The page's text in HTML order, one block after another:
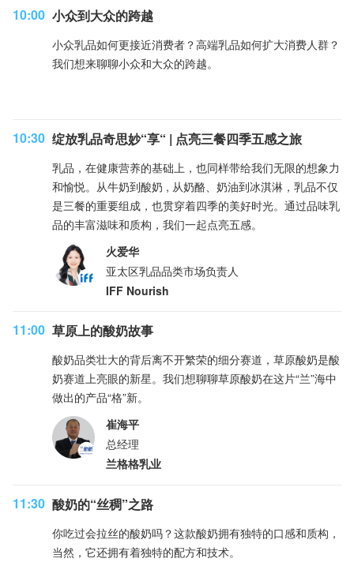
10:00 小众到大众的跨越
小众乳品如何更接近消费者？高端乳品如何扩大消费人群？
我们想来聊聊小众和大众的跨越。
10:30 绽放乳品奇思妙“享“ | 点亮三餐四季五感之旅
乳品，在健康营养的基础上，也同样带给我们无限的想象力
和愉悦。从牛奶到酸奶 , 从奶酪、奶油到冰淇淋，乳品不仅
是三餐的重要组成，也贯穿着四季的美好时光。通过品味乳
品的丰富滋味和质构，我们一起点亮五感。
火爱华
亚太区乳品品类市场负责人
IFF Nourish
11:00 草原上的酸奶故事
酸奶品类壮大的背后离不开繁荣的细分赛道，草原酸奶是酸
奶赛道上亮眼的新星。我们想聊聊草原酸奶在这片“兰”海中
做出的产品“格”新。
崔海平
总经理
兰格格乳业
11:30 酸奶的“丝稠”之路
你吃过会拉丝的酸奶吗？这款酸奶拥有独特的口感和质构，
当然，它还拥有着独特的配方和技术。